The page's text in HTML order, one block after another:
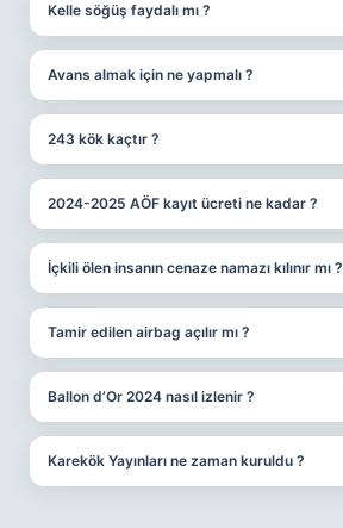
Kelle söğüş faydalı mı ?
Avans almak için ne yapmalı ?
243 kök kaçtır ?
2024-2025 AÖF kayıt ücreti ne kadar ?
İçkili ölen insanın cenaze namazı kılınır mı ?
Tamir edilen airbag açılır mı ?
Ballon d’Or 2024 nasıl izlenir ?
Karekök Yayınları ne zaman kuruldu ?